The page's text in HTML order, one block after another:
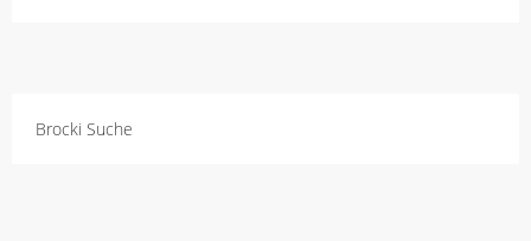
Brocki Suche